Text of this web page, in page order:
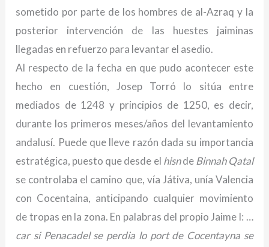
sometido por parte de los hombres de al-Azraq y la
posterior intervención de las huestes jaiminas
llegadas en refuerzo para levantar el asedio.
Al respecto de la fecha en que pudo acontecer este
hecho en cuestión, Josep Torró lo sitúa entre
mediados de 1248 y principios de 1250, es decir,
durante los primeros meses/años del levantamiento
andalusí. Puede que lleve razón dada su importancia
estratégica, puesto que desde el hisndeBinnah Qatal
se controlaba el camino que, vía Játiva, unía Valencia
con Cocentaina, anticipando cualquier movimiento
de tropas en la zona. En palabras del propio Jaime I: …
car si Penacadel se perdia lo port de Cocentayna se